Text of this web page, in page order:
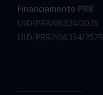
Financiamento PRR
UID/PRR/06334/2025
UID/PRR2/06334/2025